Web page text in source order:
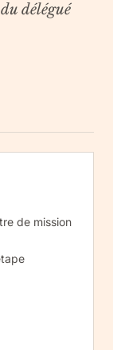
délégué
de mission